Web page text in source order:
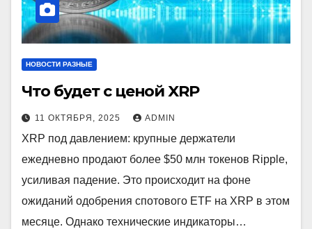
НОВОСТИ РАЗНЫЕ
Что будет с ценой XRP
11 ОКТЯБРЯ, 2025 ADMIN
XRP под давлением: крупные держатели
ежедневно продают более $50 млн токенов Ripple,
усиливая падение. Это происходит на фоне
ожиданий одобрения спотового ETF на XRP в этом
месяце. Однако технические индикаторы…